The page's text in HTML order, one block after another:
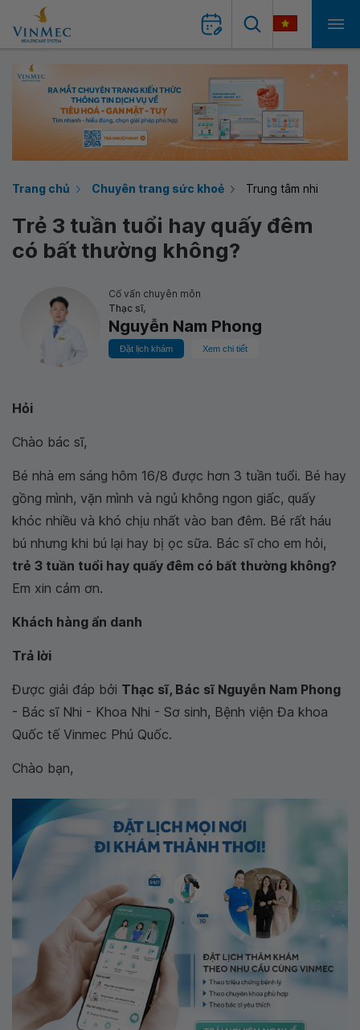
Trang chủ Chuyên trang sức khoẻ Trung tâm nhi
Trẻ 3 tuần tuổi hay quấy đêm
có bất thường không?
Cố vấn chuyên môn
Thạc sĩ,
Nguyễn Nam Phong
Đặt lịch khám Xem chi tiết
Hỏi
Chào bác sĩ,
Bé nhà em sáng hôm 16/8 được hơn 3 tuần tuổi. Bé hay
gồng mình, vặn mình và ngủ không ngon giấc, quấy
khóc nhiều và khó chịu nhất vào ban đêm. Bé rất háu
bú nhưng khi bú lại hay bị ọc sữa. Bác sĩ cho em hỏi,
trẻ 3 tuần tuổi hay quấy đêm có bất thường không?
Em xin cảm ơn.
Khách hàng ẩn danh
Trả lời
Được giải đáp bởi Thạc sĩ, Bác sĩ Nguyễn Nam Phong
- Bác sĩ Nhi - Khoa Nhi - Sơ sinh, Bệnh viện Đa khoa
Quốc tế Vinmec Phú Quốc.
Chào bạn,